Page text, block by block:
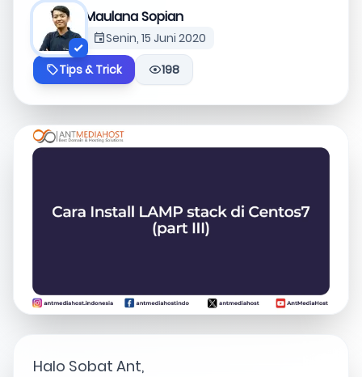
Maulana Sopian
Senin, 15 Juni 2020
Tips & Trick
198
Halo Sobat Ant,